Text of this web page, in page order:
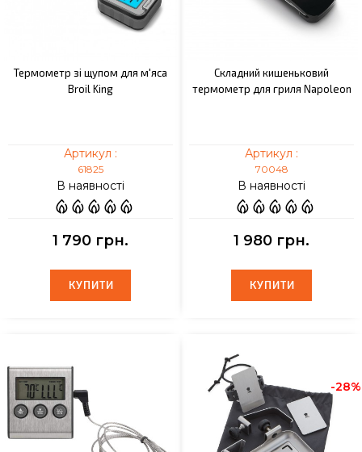
Термометр зі щупом для м'яса
Broil King
Артикул :
61825
В наявності
1 790 грн.
КУПИТИ
КУПИТИ
Складний кишеньковий
термометр для гриля Napoleon
Артикул :
70048
В наявності
1 980 грн.
КУПИТИ
КУПИТИ
-28%